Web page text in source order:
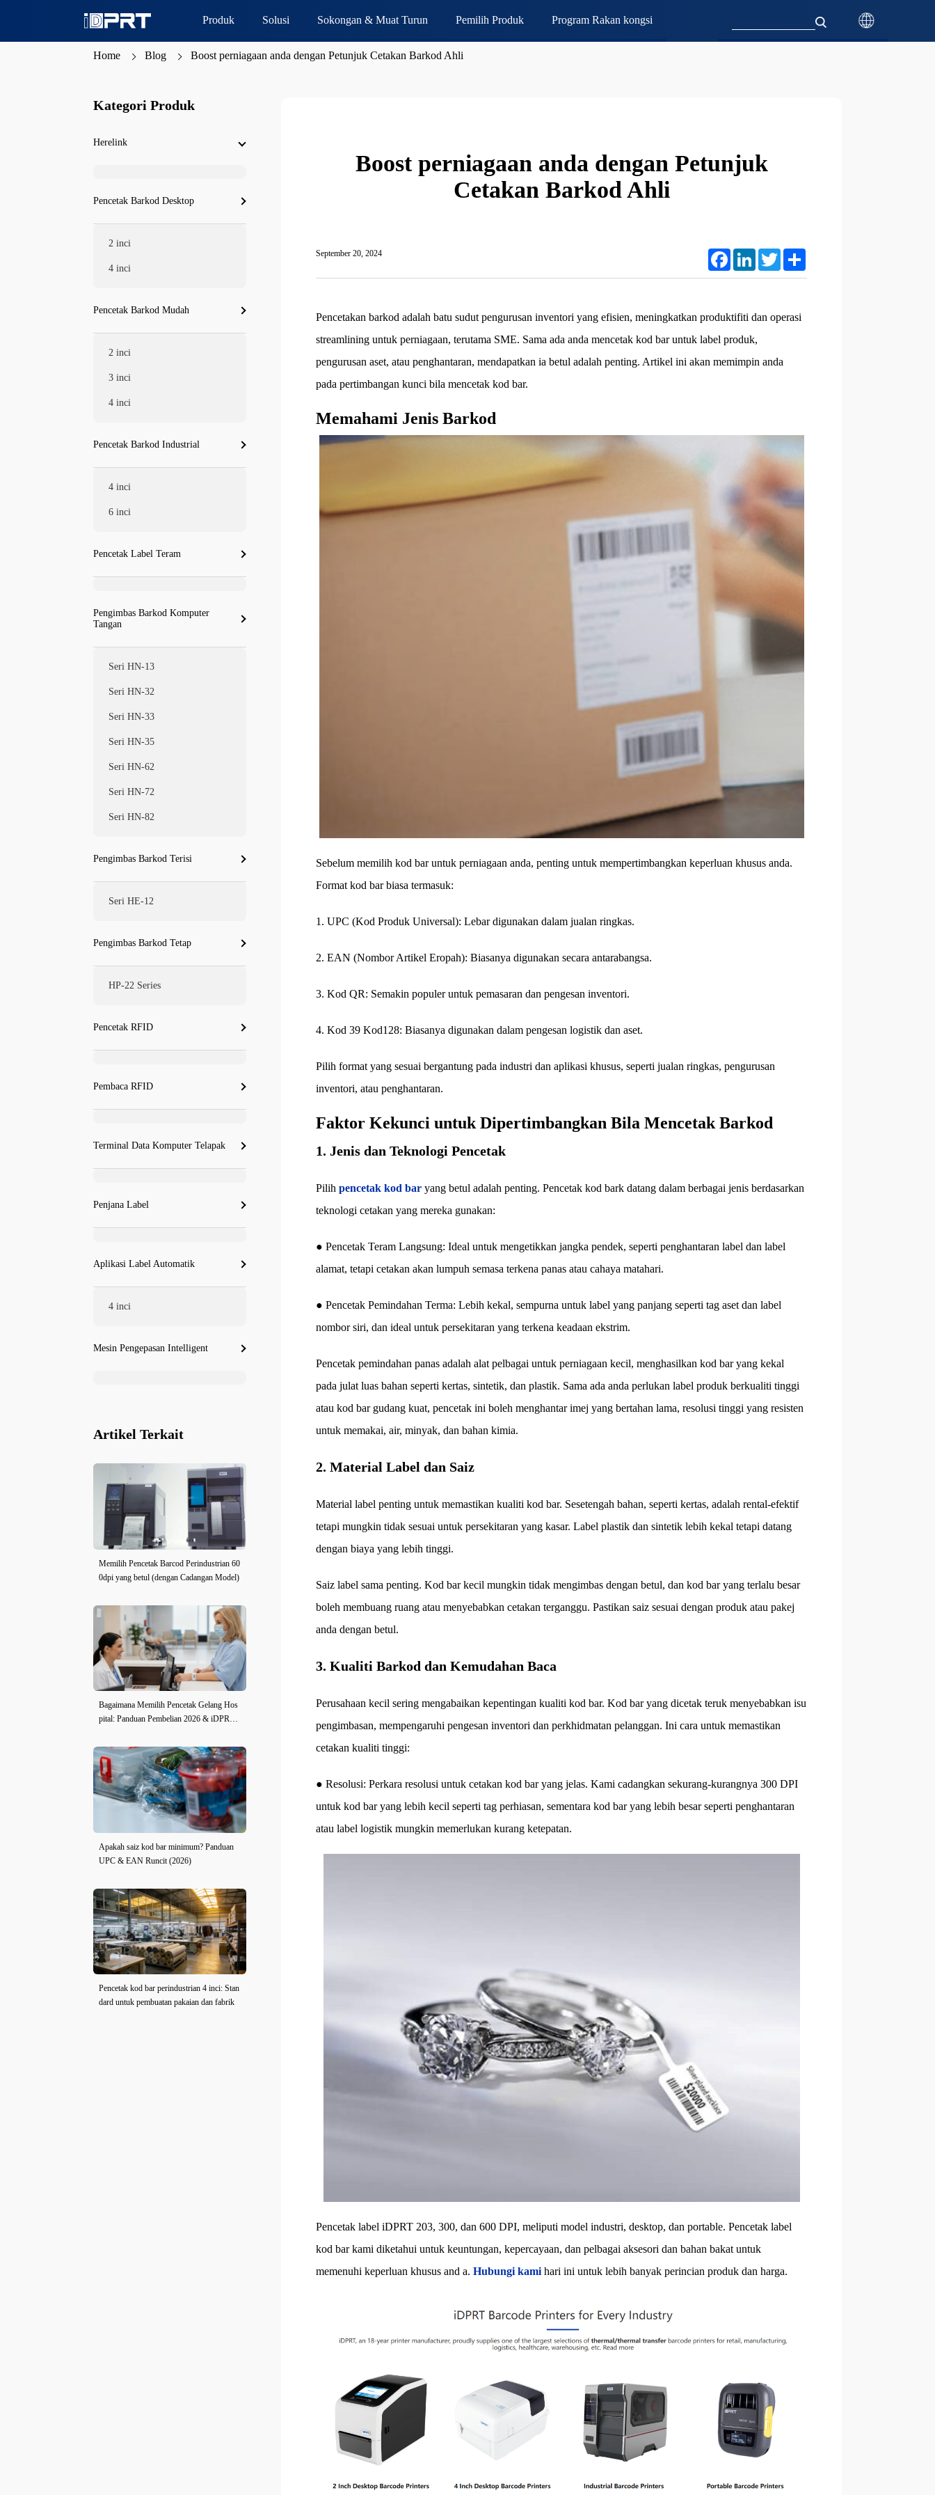
Produk Solusi Sokongan & Muat Turun Pemilih Produk Program Rakan kongsi
Home Blog Boost perniagaan anda dengan Petunjuk Cetakan Barkod Ahli
Boost perniagaan anda dengan Petunjuk
Cetakan Barkod Ahli
September 20, 2024 FacebookLinkedIn Twitter
Pencetakan barkod adalah batu sudut pengurusan inventori yang efisien, meningkatkan produktifiti dan operasi
streamlining untuk perniagaan, terutama SME. Sama ada anda mencetak kod bar untuk label produk,
pengurusan aset, atau penghantaran, mendapatkan ia betul adalah penting. Artikel ini akan memimpin anda
pada pertimbangan kunci bila mencetak kod bar.
Memahami Jenis Barkod
Sebelum memilih kod bar untuk perniagaan anda, penting untuk mempertimbangkan keperluan khusus anda.
Format kod bar biasa termasuk:
1. UPC (Kod Produk Universal): Lebar digunakan dalam jualan ringkas.
2. EAN (Nombor Artikel Eropah): Biasanya digunakan secara antarabangsa.
3. Kod QR: Semakin populer untuk pemasaran dan pengesan inventori.
4. Kod 39 Kod128: Biasanya digunakan dalam pengesan logistik dan aset.
Pilih format yang sesuai bergantung pada industri dan aplikasi khusus, seperti jualan ringkas, pengurusan
inventori, atau penghantaran.
Faktor Kekunci untuk Dipertimbangkan Bila Mencetak Barkod
1. Jenis dan Teknologi Pencetak
Pilihpencetak kod bar yang betul adalah penting. Pencetak kod bark datang dalam berbagai jenis berdasarkan
teknologi cetakan yang mereka gunakan:
● Pencetak Teram Langsung: Ideal untuk mengetikkan jangka pendek, seperti penghantaran label dan label
alamat, tetapi cetakan akan lumpuh semasa terkena panas atau cahaya matahari.
● Pencetak Pemindahan Terma: Lebih kekal, sempurna untuk label yang panjang seperti tag aset dan label
nombor siri, dan ideal untuk persekitaran yang terkena keadaan ekstrim.
Pencetak pemindahan panas adalah alat pelbagai untuk perniagaan kecil, menghasilkan kod bar yang kekal
pada julat luas bahan seperti kertas, sintetik, dan plastik. Sama ada anda perlukan label produk berkualiti tinggi
atau kod bar gudang kuat, pencetak ini boleh menghantar imej yang bertahan lama, resolusi tinggi yang resisten
untuk memakai, air, minyak, dan bahan kimia.
2. Material Label dan Saiz
Material label penting untuk memastikan kualiti kod bar. Sesetengah bahan, seperti kertas, adalah rental-efektif
tetapi mungkin tidak sesuai untuk persekitaran yang kasar. Label plastik dan sintetik lebih kekal tetapi datang
dengan biaya yang lebih tinggi.
Saiz label sama penting. Kod bar kecil mungkin tidak mengimbas dengan betul, dan kod bar yang terlalu besar
boleh membuang ruang atau menyebabkan cetakan terganggu. Pastikan saiz sesuai dengan produk atau pakej
anda dengan betul.
3. Kualiti Barkod dan Kemudahan Baca
Perusahaan kecil sering mengabaikan kepentingan kualiti kod bar. Kod bar yang dicetak teruk menyebabkan isu
pengimbasan, mempengaruhi pengesan inventori dan perkhidmatan pelanggan. Ini cara untuk memastikan
cetakan kualiti tinggi:
● Resolusi: Perkara resolusi untuk cetakan kod bar yang jelas. Kami cadangkan sekurang-kurangnya 300 DPI
untuk kod bar yang lebih kecil seperti tag perhiasan, sementara kod bar yang lebih besar seperti penghantaran
atau label logistik mungkin memerlukan kurang ketepatan.
Pencetak label iDPRT 203, 300, dan 600 DPI, meliputi model industri, desktop, dan portable. Pencetak label
kod bar kami diketahui untuk keuntungan, kepercayaan, dan pelbagai aksesori dan bahan bakat untuk
memenuhi keperluan khusus and a.Hubungi kami hari ini untuk lebih banyak perincian produk dan harga.
Kategori Produk
Herelink
Pencetak Barkod Desktop
2 inci
4 inci
Pencetak Barkod Mudah
2 inci
3 inci
4 inci
Pencetak Barkod Industrial
4 inci
6 inci
Pencetak Label Teram
Pengimbas Barkod Komputer
Tangan
Seri HN-13
Seri HN-32
Seri HN-33
Seri HN-35
Seri HN-62
Seri HN-72
Seri HN-82
Pengimbas Barkod Terisi
Seri HE-12
Pengimbas Barkod Tetap
HP-22 Series
Pencetak RFID
Pembaca RFID
Terminal Data Komputer Telapak
Penjana Label
Aplikasi Label Automatik
4 inci
Mesin Pengepasan Intelligent
Artikel Terkait
Memilih Pencetak Barcod Perindustrian 60
0dpi yang betul (dengan Cadangan Model)
Bagaimana Memilih Pencetak Gelang Hos
pital: Panduan Pembelian 2026 & iDPRT i
Apakah saiz kod bar minimum? Panduan
UPC & EAN Runcit (2026)
Pencetak kod bar perindustrian 4 inci: Stan
dard untuk pembuatan pakaian dan fabrik